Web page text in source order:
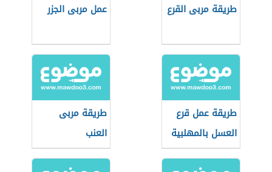
طريقة مربى القرع عمل مربى الجزر
طريقة عمل قرع
العسل بالمهلبية
طريقة مربى
العنب